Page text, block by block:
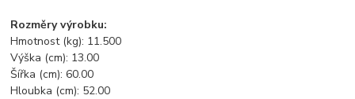
Rozměry výrobku:
Hmotnost (kg): 11.500
Výška (cm): 13.00
Šířka (cm): 60.00
Hloubka (cm): 52.00